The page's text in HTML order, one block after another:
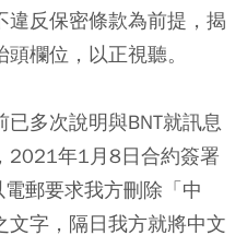
反保密條款為前提，揭
欄位，以正視聽。
多次說明與BNT就訊息
2021年1月8日合約簽署
郵要求我方刪除「中
字，隔日我方就將中文